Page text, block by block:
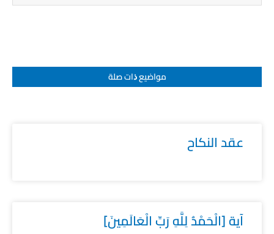
مواضيع ﺫات صلة
عقد النكاح
آية [الْحَمْدُ لِلَّهِ رَبِّ الْعَالَمِينَ]